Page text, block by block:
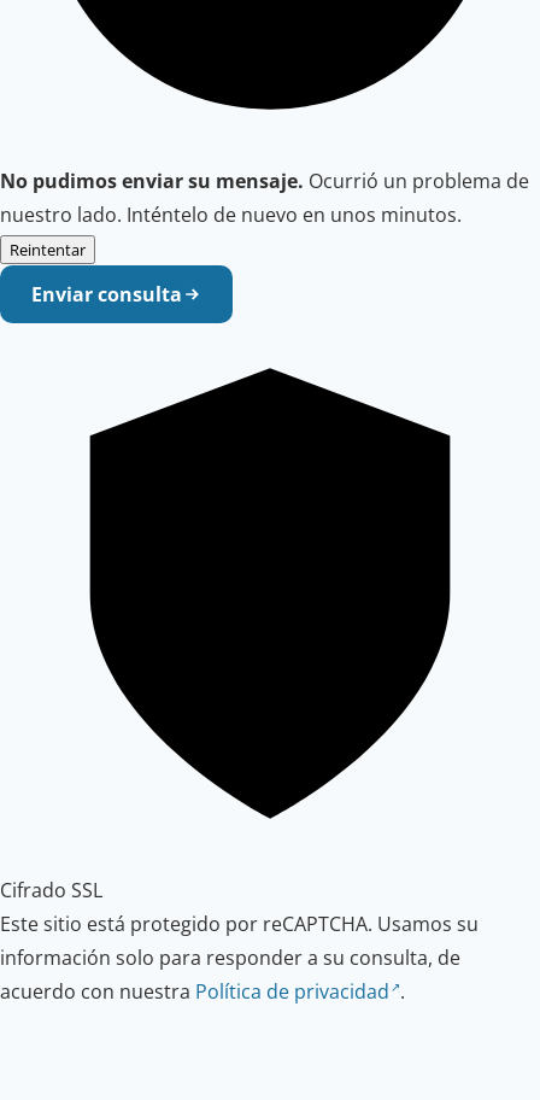
No pudimos enviar su mensaje. Ocurrió un problema de
nuestro lado. Inténtelo de nuevo en unos minutos.
Reintentar
Enviar consulta
Cifrado SSL
Este sitio está protegido por reCAPTCHA. Usamos su
información solo para responder a su consulta, de
acuerdo con nuestra Política de privacidad .